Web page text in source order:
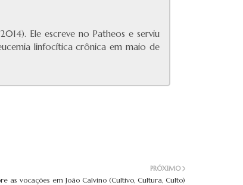
Ele escreve no Patheos e serviu
linfocítica crônica em maio de
PRÓXIMO
as vocações em João Calvino (Cultivo, Cultura, Culto)